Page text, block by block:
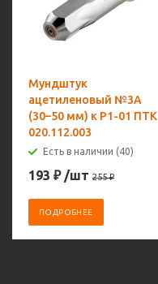
Мундштук
ацетиленовый №3А
(30–50 мм) к Р1-01 ПТК
020.112.003
Есть в наличии (40)
193 ₽ /шт 255₽
ПОДРОБНЕЕ